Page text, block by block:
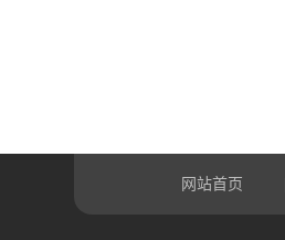
网站首页